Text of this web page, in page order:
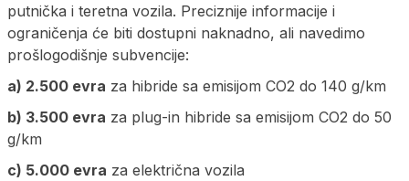
putnička i teretna vozila. Preciznije informacije i
ograničenja će biti dostupni naknadno, ali navedimo
prošlogodišnje subvencije:
a) 2.500 evra za hibride sa emisijom CO2 do 140 g/km
b) 3.500 evra za plug-in hibride sa emisijom CO2 do 50
g/km
c) 5.000 evra za električna vozila